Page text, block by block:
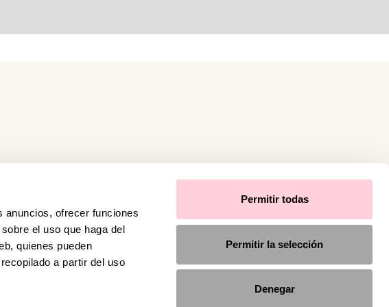
anuncios, ofrecer funciones
el uso que haga del
quienes pueden
a partir del uso
Permitir todas
Permitir la selección
Denegar